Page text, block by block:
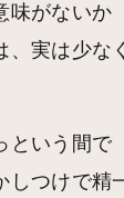
味がないか
実は少な
という間で
しつけで精